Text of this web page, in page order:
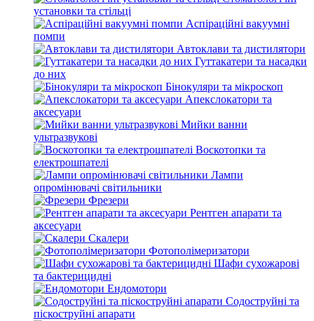
установки та стільці
Аспіраційні вакуумні
помпи
Автоклави та дистилятори
Гуттакатери та насадки
до них
Бінокуляри та мікроскоп
Апекслокатори та
аксесуари
Мийки ванни
ультразвукові
Воскотопки та
електрошпателі
Лампи
опромінювачі світильники
Фрезери
Рентген апарати та
аксесуари
Скалери
Фотополімеризатори
Шафи сухожарові
та бактерицидні
Ендомотори
Содоструйні та
піскоструйні апарати